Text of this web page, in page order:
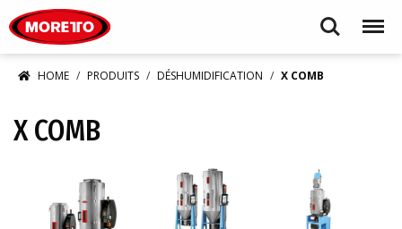
Search Menu
HOME PRODUITS DÉSHUMIDIFICATION X COMB
X COMB